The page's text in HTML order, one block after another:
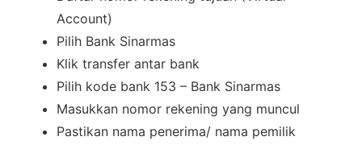
Account)
Pilih Bank Sinarmas
Klik transfer antar bank
Pilih kode bank 153 – Bank Sinarmas
Masukkan nomor rekening yang muncul
Pastikan nama penerima/ nama pemilik